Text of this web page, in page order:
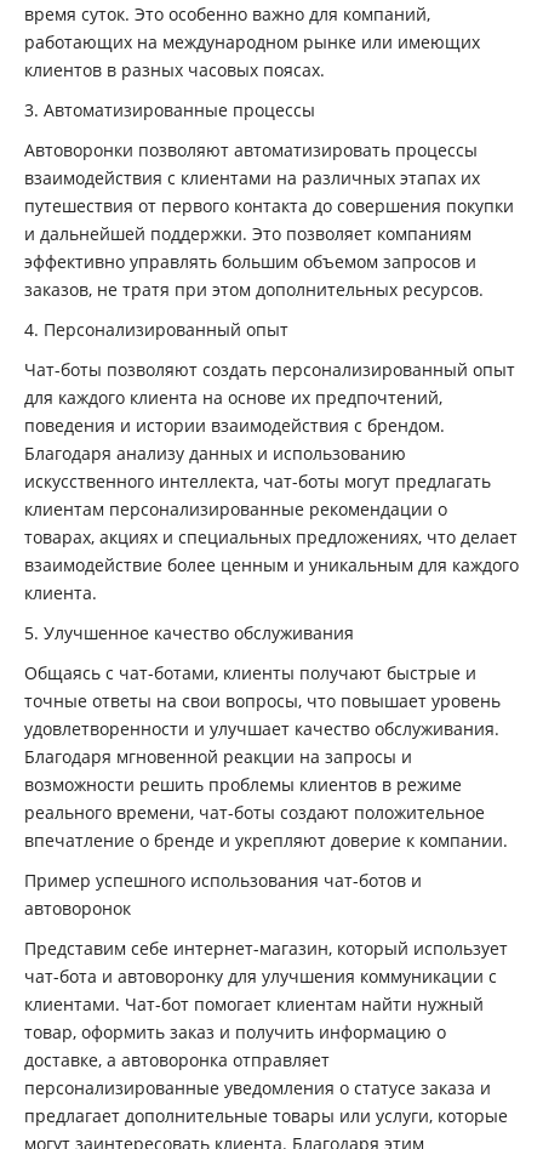
время суток. Это особенно важно для компаний,
работающих на международном рынке или имеющих
клиентов в разных часовых поясах.
3. Автоматизированные процессы
Автоворонки позволяют автоматизировать процессы
взаимодействия с клиентами на различных этапах их
путешествия от первого контакта до совершения покупки
и дальнейшей поддержки. Это позволяет компаниям
эффективно управлять большим объемом запросов и
заказов, не тратя при этом дополнительных ресурсов.
4. Персонализированный опыт
Чат-боты позволяют создать персонализированный опыт
для каждого клиента на основе их предпочтений,
поведения и истории взаимодействия с брендом.
Благодаря анализу данных и использованию
искусственного интеллекта, чат-боты могут предлагать
клиентам персонализированные рекомендации о
товарах, акциях и специальных предложениях, что делает
взаимодействие более ценным и уникальным для каждого
клиента.
5. Улучшенное качество обслуживания
Общаясь с чат-ботами, клиенты получают быстрые и
точные ответы на свои вопросы, что повышает уровень
удовлетворенности и улучшает качество обслуживания.
Благодаря мгновенной реакции на запросы и
возможности решить проблемы клиентов в режиме
реального времени, чат-боты создают положительное
впечатление о бренде и укрепляют доверие к компании.
Пример успешного использования чат-ботов и
автоворонок
Представим себе интернет-магазин, который использует
чат-бота и автоворонку для улучшения коммуникации с
клиентами. Чат-бот помогает клиентам найти нужный
товар, оформить заказ и получить информацию о
доставке, а автоворонка отправляет
персонализированные уведомления о статусе заказа и
предлагает дополнительные товары или услуги, которые
могут заинтересовать клиента. Благодаря этим